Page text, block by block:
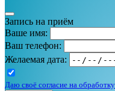
Запись на приём
Ваше имя:
Ваш телефон:
Желаемая дата:
Даю своё согласие на